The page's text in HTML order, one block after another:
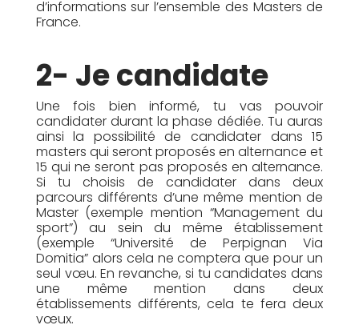
d’informations sur l’ensemble des Masters de
France.
2- Je candidate
Une fois bien informé, tu vas pouvoir
candidater durant la phase dédiée. Tu auras
ainsi la possibilité de candidater dans 15
masters qui seront proposés en alternance et
15 qui ne seront pas proposés en alternance.
Si tu choisis de candidater dans deux
parcours différents d’une même mention de
Master (exemple mention “Management du
sport”) au sein du même établissement
(exemple “Université de Perpignan Via
Domitia” alors cela ne comptera que pour un
seul vœu. En revanche, si tu candidates dans
une même mention dans deux
établissements différents, cela te fera deux
vœux.